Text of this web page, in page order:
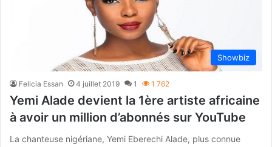
Showbiz
Felicia Essan 4 juillet 2019 1 1 762
Yemi Alade devient la 1ère artiste africaine
à avoir un million d’abonnés sur YouTube
La chanteuse nigériane, Yemi Eberechi Alade, plus connue